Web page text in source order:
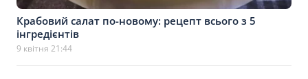
Крабовий салат по-новому: рецепт всього з 5
інгредієнтів
9 квітня 21:44